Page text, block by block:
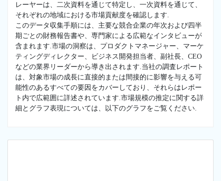
レーヤーは、二次資料を通じて特定し、一次資料を通じて、
それぞれの地域における市場貢献度を確認します.
このデータ収集手順には、主要な競合企業の年次および四半
期ごとの財務報告書や、専門家による広範なインタビューが
含まれます.市場の洞察は、プロダクトマネージャー、マーケ
ティングディレクター、ビジネス開発担当者、副社長、CEO
などの業界リーダーから導き出されます.当社の調査レポート
は、対象市場の成長に直接的または間接的に影響を与える可
能性のあるすべての要因をカバーしており、それらはレポー
ト内で広範囲に詳述されています.市場規模の推定に関する詳
細とグラフ表現については、以下のグラフをご覧ください.